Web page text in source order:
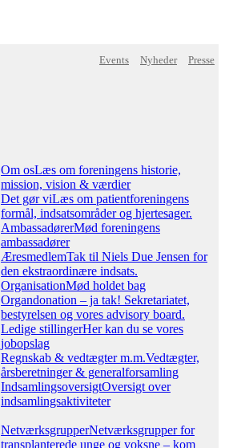
Events Nyheder Presse
Om osLæs om foreningens historie,
mission, vision & værdier
Det gør viLæs om patientforeningens
formål, indsatsområder og hjertesager.
AmbassadørerMød foreningens
ambassadører
ÆresmedlemTak til Niels Due Jensen for
den ekstraordinære indsats.
OrganisationMød holdet bag
Organdonation – ja tak! Sekretariatet,
bestyrelsen og vores advisory board.
Ledige stillingerHer kan du se vores
jobopslag
Regnskab & vedtægter m.m.Vedtægter,
årsberetninger & generalforsamling
IndsamlingsoversigtOversigt over
indsamlingsaktiviteter
NetværksgrupperNetværksgrupper for
transplanterede unge og voksne – kom